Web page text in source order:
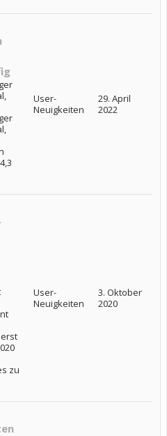
User-
Neuigkeiten
29. April
2022
zu
User-
Neuigkeiten
3. Oktober
2020